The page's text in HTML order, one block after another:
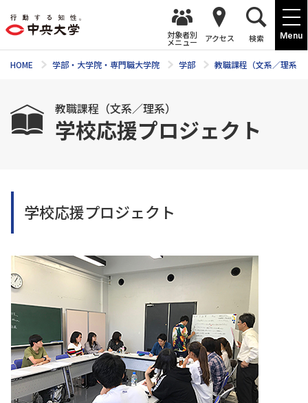
Menu
対象者別
メニュー アクセス 検索
HOME 学部・大学院・専門職大学院 学部 教職課程（文系／理系）
教職課程（文系／理系）
学校応援プロジェクト
学校応援プロジェクト